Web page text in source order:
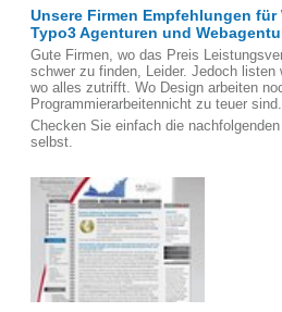
Unsere Firmen Empfehlungen für
Typo3 Agenturen und
Gute Firmen, wo das Preis
schwer zu finden, Leider. Jedoch listen
wo alles zutrifft. Wo Design arbeiten
Programmierarbeitennicht zu teuer sind.
Checken Sie einfach die
selbst.